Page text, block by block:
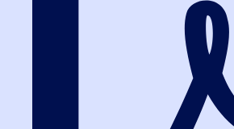
Ринкевич Дмитрий
Главный специалист по проведению
"ГАЗПРОМНЕФТЬ-АЭРО". 16-летний
деятельности в закупках. Проводил
представлял...
Таблицу штрафов по КоАП